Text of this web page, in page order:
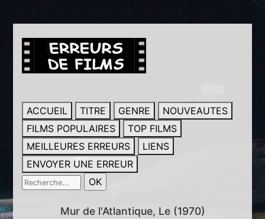
ACCUEIL TITRE GENRE
NOUVEAUTES
FILMS POPULAIRES
TOP FILMS
MEILLEURES ERREURS
LIENS
ENVOYER UNE ERREUR
Mur de l'Atlantique, Le (1970)